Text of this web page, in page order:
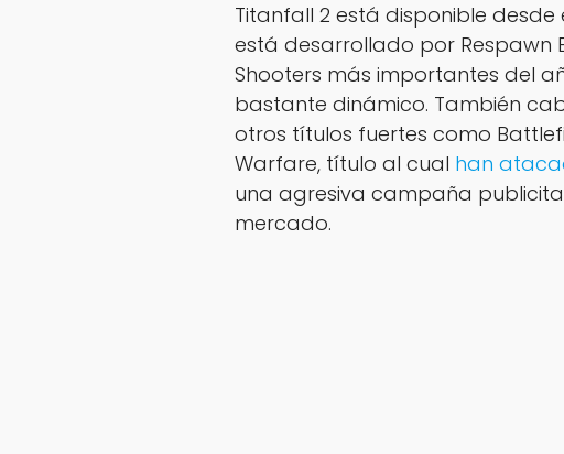
Titanfall 2 está disponible
está desarrollado por Respawn
Shooters más importantes del
bastante dinámico. También
otros títulos fuertes como
Warfare, título al cual han
una agresiva campaña
mercado.